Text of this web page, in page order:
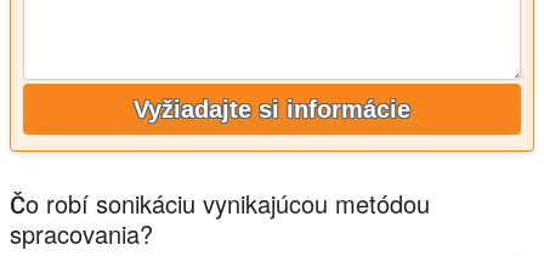
Vyžiadajte si informácie
Čo robí sonikáciu vynikajúcou metódou
spracovania?